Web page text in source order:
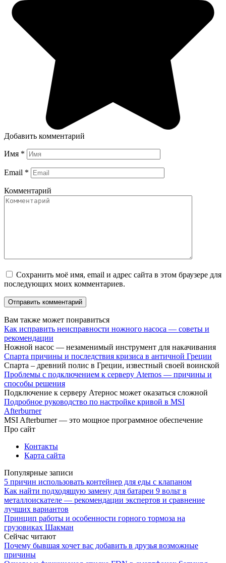
Добавить комментарий
Имя *
Email *
Комментарий
Сохранить моё имя, email и адрес сайта в этом браузере для
последующих моих комментариев.
Вам также может понравиться
Как исправить неисправности ножного насоса — советы и
рекомендации
Ножной насос — незаменимый инструмент для накачивания
Спарта причины и последствия кризиса в античной Греции
Спарта – древний полис в Греции, известный своей воинской
Проблемы с подключением к серверу Aternos — причины и
способы решения
Подключение к серверу Атернос может оказаться сложной
Подробное руководство по настройке кривой в MSI
Afterburner
MSI Afterburner — это мощное программное обеспечение
Про сайт
Контакты
Карта сайта
Популярные записи
5 причин использовать контейнер для еды с клапаном
Как найти подходящую замену для батареи 9 вольт в
металлоискателе — рекомендации экспертов и сравнение
лучших вариантов
Принцип работы и особенности горного тормоза на
грузовиках Шакман
Сейчас читают
Почему бывшая хочет вас добавить в друзья возможные
причины